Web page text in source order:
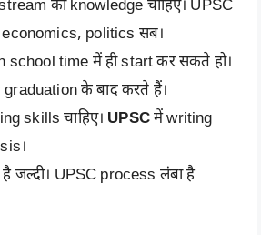
की knowledge चाहिए। UPSC
politics सब।
school time में ही start कर सकते हो।
के बाद करते हैं।
skills चाहिए। UPSCमें writing
जल्दी। UPSC process लंबा है